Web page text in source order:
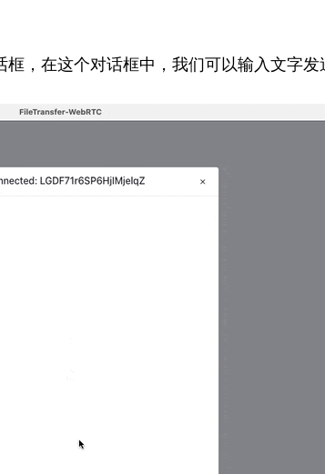
框 ，在这个对话框中，我们可以输入文字发